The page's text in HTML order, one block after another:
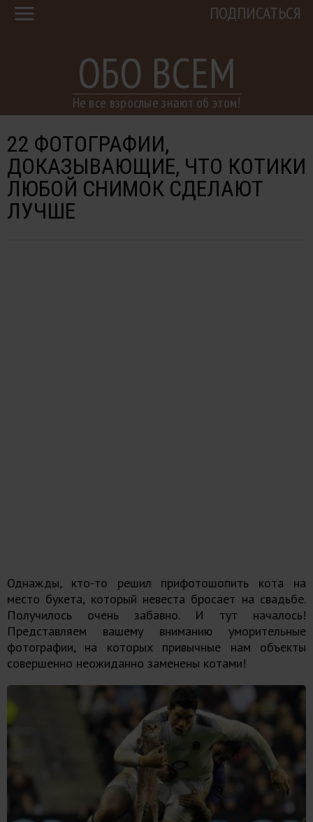
ОБО ВСЕМ
Не все взрослые знают об этом!
ПОДПИСАТЬСЯ
22 ФОТОГРАФИИ,
ДОКАЗЫВАЮЩИЕ, ЧТО КОТИКИ
ЛЮБОЙ СНИМОК СДЕЛАЮТ
ЛУЧШЕ
Однажды, кто-то решил прифотошопить кота на
место букета, который невеста бросает на свадьбе.
Получилось очень забавно. И тут началось!
Представляем вашему вниманию уморительные
фотографии, на которых привычные нам объекты
совершенно неожиданно заменены котами!